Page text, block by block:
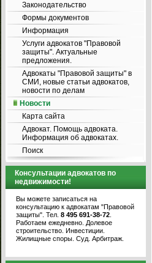
Законодательство
Формы документов
Информация
Услуги адвокатов "Правовой
защиты". Актуальные
предложения.
Адвокаты "Правовой защиты" в
СМИ, новые статьи адвокатов,
новости по делам
Новости
Карта сайта
Адвокат. Помощь адвоката.
Информация об адвокатах.
Поиск
Консультации адвокатов по
недвижимости!
Вы можете записаться на
консультацию к адвокатам "Правовой
защиты". Тел. 8 495 691-38-72
Работаем ежедневно. Долевое
строительство. Инвестиции.
Жилищные споры. Суд. Арбитраж.